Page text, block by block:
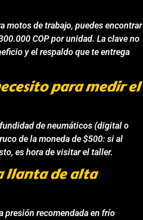
motos de trabajo, puedes encontrar
COP por unidad. La clave no
y el respaldo que te entrega
para medir el
de neumáticos (digital o
de la moneda de $500: si al
es hora de visitar el taller.
llanta de alta
presión recomendada en frío